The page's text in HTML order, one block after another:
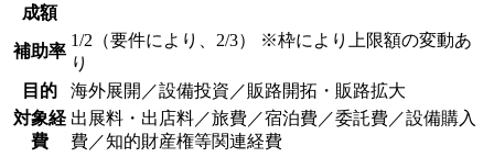
成額
補助率
1/2（要件により、2/3） ※枠により上限額の変動あ
り
目的
海外展開／設備投資／販路開拓・販路拡大
対象経
費
出展料・出店料／旅費／宿泊費／委託費／設備購入
費／知的財産権等関連経費